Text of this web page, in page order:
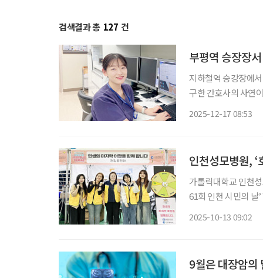
검색결과 총 127 건
부평역 승장장
지하철역 승강장에
구한 간호사의 사연
2025-12-17 08:53
인천성모병원, ‘
가톨릭대학교 인천
61회 인천 시민의 날
2025-10-13 09:02
9월은 대장암의